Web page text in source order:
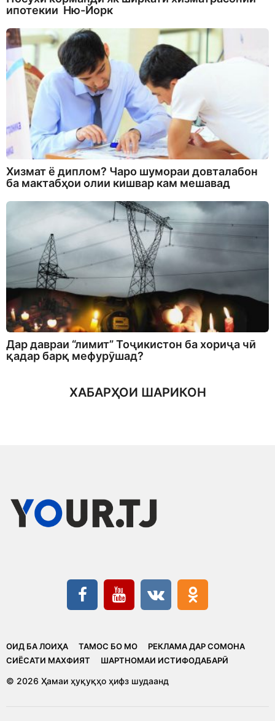
ипотекии Ню-Йорк
Хизмат ё диплом? Чаро шумораи довталабон
ба мактабҳои олии кишвар кам мешавад
Дар давраи “лимит” Тоҷикистон ба хориҷа чӣ
қадар барқ мефурӯшад?
ХАБАРҲОИ ШАРИКОН
ОИД БА ЛОИҲА ТАМОС БО МО
РЕКЛАМА ДАР СОМОНА
CИЁСАТИ МАХФИЯТ
ШАРТНОМАИ ИСТИФОДАБАРӢ
© 2026 Ҳамаи ҳуқуқҳо ҳифз шудаанд